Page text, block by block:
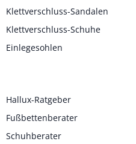
Klettverschluss-Sandalen
Klettverschluss-Schuhe
Einlegesohlen
Hallux-Ratgeber
Fußbettenberater
Schuhberater